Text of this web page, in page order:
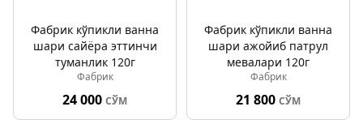
Фабрик кўпикли ванна
шари сайёра эттинчи
туманлик 120г
Фабрик
24 000 СЎМ
Фабрик кўпикли ванна
шари ажойиб патрул
мевалари 120г
Фабрик
21 800 СЎМ